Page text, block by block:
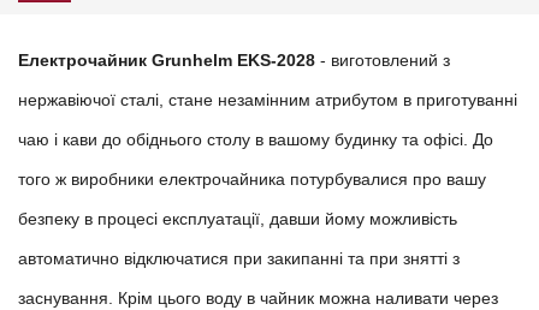
Електрочайник Grunhelm EKS-2028 - виготовлений з
нержавіючої сталі, стане незамінним атрибутом в приготуванні
чаю і кави до обіднього столу в вашому будинку та офісі. До
того ж виробники електрочайника потурбувалися про вашу
безпеку в процесі експлуатації, давши йому можливість
автоматично відключатися при закипанні та при знятті з
заснування. Крім цього воду в чайник можна наливати через